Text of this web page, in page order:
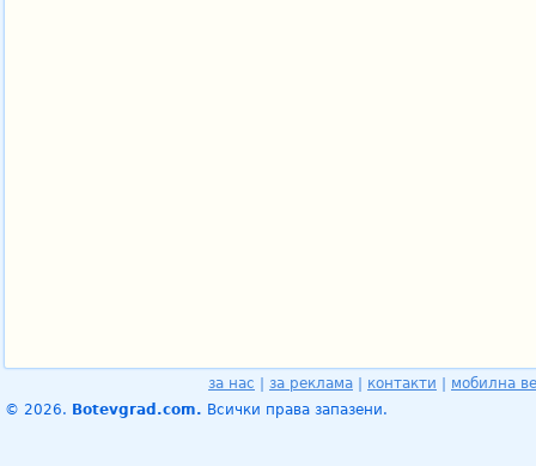
за нас за реклама контакти
мобилна
© 2026. Botevgrad.com. Всички права запазени.